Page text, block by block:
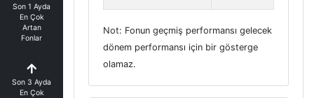
Son 1 Ayda
En Çok
Artan
Fonlar
Son 3 Ayda
En Çok
Not: Fonun geçmiş performansı gelecek
dönem performansı için bir gösterge
olamaz.